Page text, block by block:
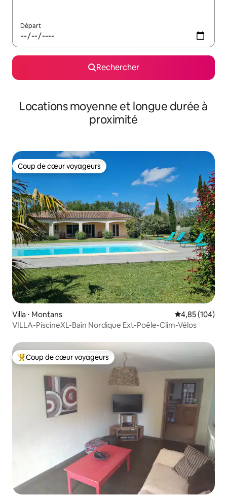
Départ
Rechercher
Locations moyenne et longue durée à
proximité
Coup de cœur voyageurs
Coup de cœur voyageurs
Villa ⋅ Montans Évaluation
4,85 (104)
VILLA-PiscineXL-Bain Nordique Ext-Poêle-Clim-Vélos
Coups de cœur voyageurs les plus appréciés
Coup de cœur voyageurs